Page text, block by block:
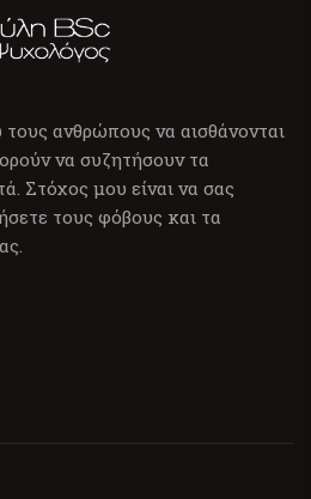
ανθρώπους να αισθάνονται
να συζητήσουν τα
Στόχος μου είναι να σας
τους φόβους και τα